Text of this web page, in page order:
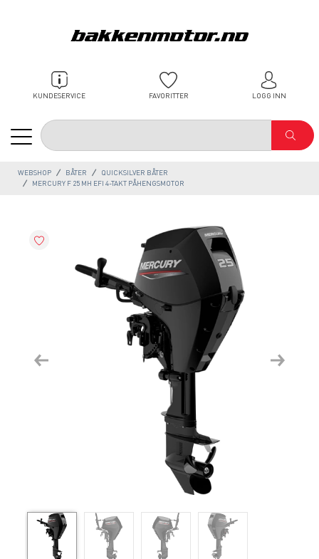
KUNDESERVICE FAVORITTER LOGG INN
WEBSHOP BÅTER
QUICKSILVER BÅTER
MERCURY F 25 MH EFI 4-TAKT PÅHENGSMOTOR
Previous Next